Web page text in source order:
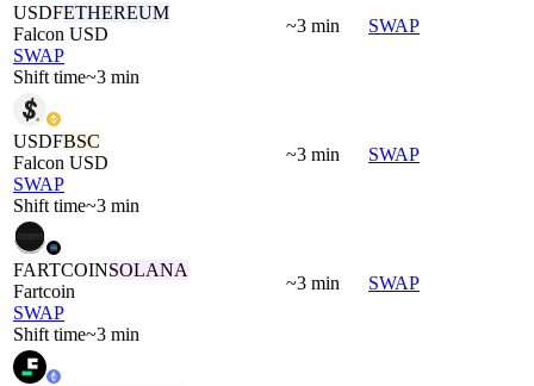
USDFETHEREUM
Falcon USD
SWAP
Shift time~3 min
~3 min SWAP
USDFBSC
Falcon USD
SWAP
Shift time~3 min
~3 min SWAP
FARTCOINSOLANA
Fartcoin
SWAP
Shift time~3 min
~3 min SWAP